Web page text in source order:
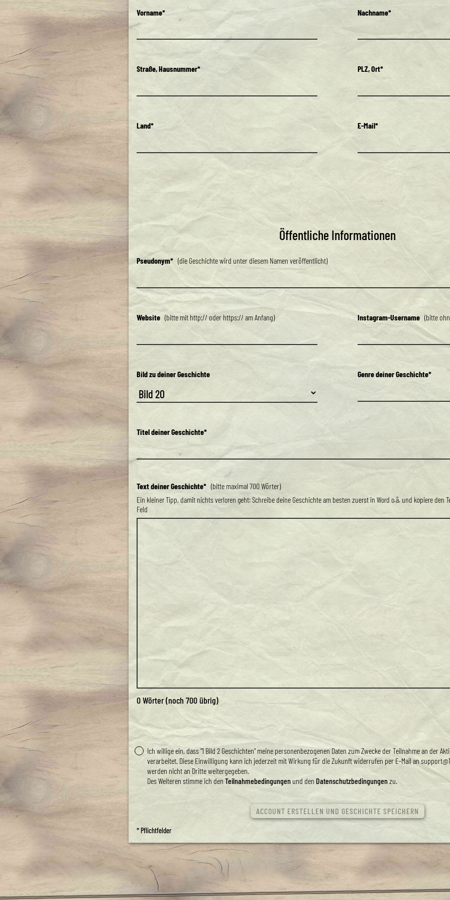
Vorname* Nachname*
Straße, Hausnummer* PLZ, Ort*
Land* E-Mail*
Öffentliche Informationen
Pseudonym* (die Geschichte wird unter diesem Namen veröffentlicht)
Website (bitte mit http:// oder https:// am Anfang) Instagram-Username (bitte
Bild zu deiner Geschichte Genre deiner Geschichte*
Titel deiner Geschichte*
Text deiner Geschichte* (bitte maximal 700 Wörter)
Ein kleiner Tipp, damit nichts verloren geht: Schreibe deine Geschichte am besten zuerst in Word o.ä. und kopiere den
Feld
0Wörter (noch 700übrig)
Ich willige ein, dass "1 Bild 2 Geschichten" meine personenbezogenen Daten zum Zwecke der Teilnahme an der
verarbeitet. Diese Einwilligung kann ich jederzeit mit Wirkung für die Zukunft widerrufen per E-Mail an
werden nicht an Dritte weitergegeben.
Des Weiteren stimme ich den Teilnahmebedingungen und den Datenschutzbedingungenzu.
* Pflichtfelder